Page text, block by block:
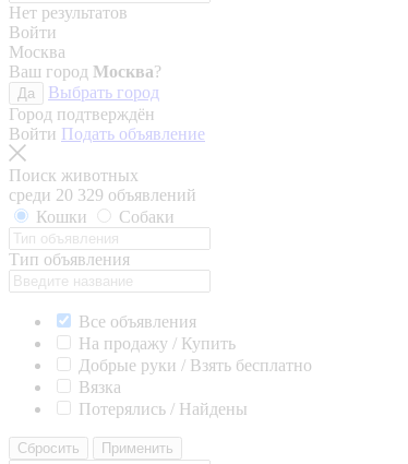
Нет результатов
Войти
Москва
Ваш город Москва?
Да
Выбрать город
Город подтверждён
Войти Подать объявление
Поиск животных
среди 20 329 объявлений
Кошки
Собаки
Тип объявления
Все объявления
На продажу / Купить
Добрые руки / Взять бесплатно
Вязка
Потерялись / Найдены
Сбросить Применить